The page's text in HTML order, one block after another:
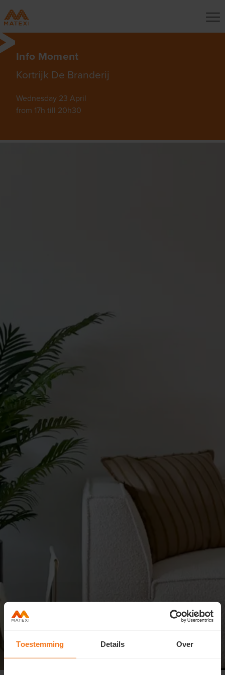
Toestemming Details Over
Info Moment
Kortrijk De Branderij
Wednesday 23 April
from 17h till 20h30